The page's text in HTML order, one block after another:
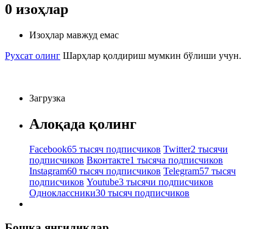
0 изоҳлар
Изоҳлар мавжуд емас
Рухсат олинг Шарҳлар қолдириш мумкин бўлиши учун.
Загрузка
Алоқада қолинг
Facebook65 тысяч подписчиков Twitter2 тысячи
подписчиков Вконтакте1 тысяча подписчиков
Instagram60 тысяч подписчиков Telegram57 тысяч
подписчиков Youtube3 тысячи подписчиков
Одноклассники30 тысяч подписчиков